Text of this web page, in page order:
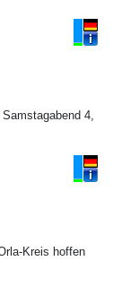
4,
Kreis hoffen